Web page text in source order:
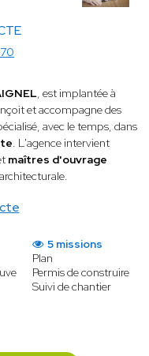
, est implantée à
et accompagne des
avec le temps, dans
. L'agence intervient
maîtres d'ouvrage
5 missions
Plan
Permis de construire
Suivi de chantier